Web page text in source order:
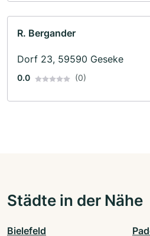
R. Bergander
Dorf 23, 59590 Geseke
0.0 (0)
Städte in der Nähe
Bielefeld